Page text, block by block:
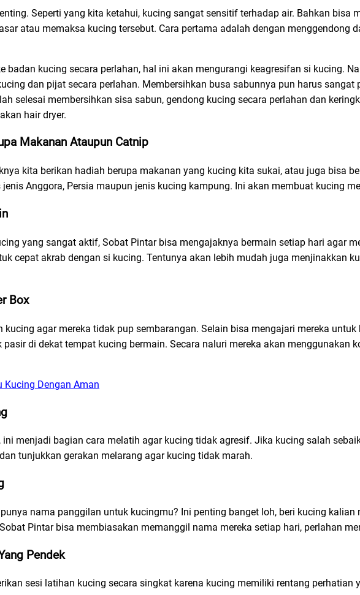
Seperti yang kita ketahui, kucing sangat sensitif terhadap air. Bahkan bisa
atau memaksa kucing tersebut. Cara pertama adalah dengan menggendong
badan kucing secara perlahan, hal ini akan mengurangi keagresifan si kucing.
dan pijat secara perlahan. Membersihkan busa sabunnya pun harus sangat
selesai membersihkan sisa sabun, gendong kucing secara perlahan dan
hair dryer.
Makanan Ataupun Catnip
kita berikan hadiah berupa makanan yang kucing kita sukai, atau juga bisa
Anggora, Persia maupun jenis kucing kampung. Ini akan membuat kucing
yang sangat aktif, Sobat Pintar bisa mengajaknya bermain setiap hari agar
cepat akrab dengan si kucing. Tentunya akan lebih mudah juga menjinakkan
Box
kucing agar mereka tidak pup sembarangan. Selain bisa mengajari mereka
di dekat tempat kucing bermain. Secara naluri mereka akan menggunakan
Kucing Dengan Aman
ini menjadi bagian cara melatih agar kucing tidak agresif. Jika kucing salah
tunjukkan gerakan melarang agar kucing tidak marah.
nama panggilan untuk kucingmu? Ini penting banget loh, beri kucing kalian
Pintar bisa membiasakan memanggil nama mereka setiap hari, perlahan
Pendek
sesi latihan kucing secara singkat karena kucing memiliki rentang perhatian